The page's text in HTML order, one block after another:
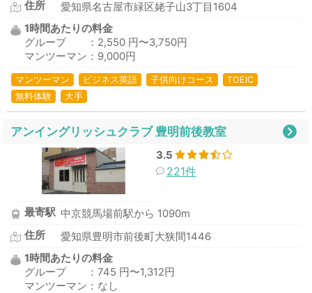
住所
愛知県名古屋市緑区姥子山3丁目1604
1時間あたりの料金
グループ ：2,550 円〜3,750円
マンツーマン：9,000円
マンツーマン ビジネス英語 子供向けコース
TOEIC
無料体験
大手
アンイングリッシュクラブ 豊明前後教室
3.5
221件
最寄駅 中京競馬場前駅から 1090m
住所
愛知県豊明市前後町大狭間1446
1時間あたりの料金
グループ ：745 円〜1,312円
マンツーマン：なし